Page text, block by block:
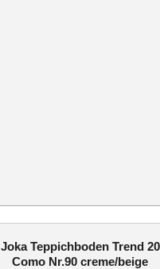
Joka Teppichboden Trend 20
Como Nr.90 creme/beige